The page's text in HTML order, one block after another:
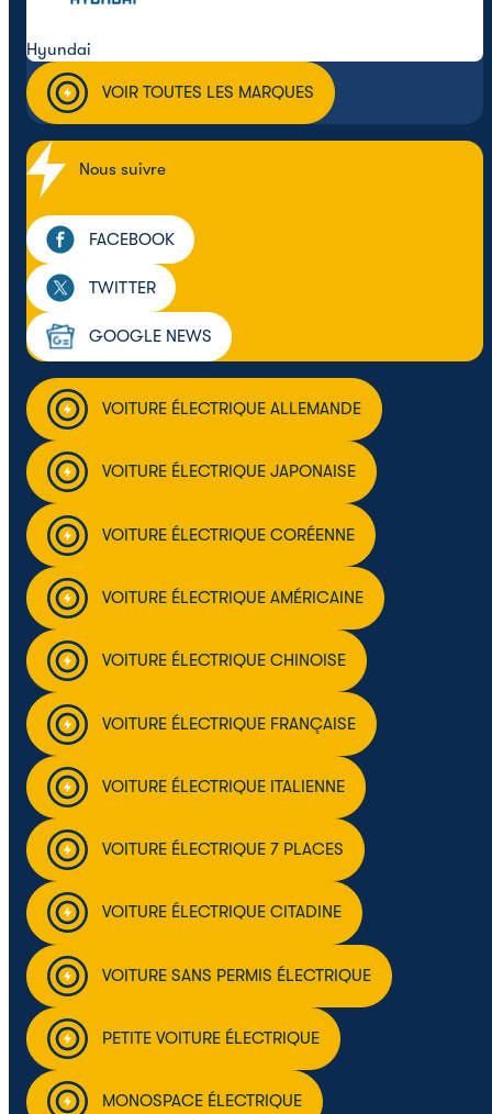
Hyundai
VOIR TOUTES LES MARQUES
Nous suivre
FACEBOOK
TWITTER
GOOGLE NEWS
VOITURE ÉLECTRIQUE ALLEMANDE
VOITURE ÉLECTRIQUE JAPONAISE
VOITURE ÉLECTRIQUE CORÉENNE
VOITURE ÉLECTRIQUE AMÉRICAINE
VOITURE ÉLECTRIQUE CHINOISE
VOITURE ÉLECTRIQUE FRANÇAISE
VOITURE ÉLECTRIQUE ITALIENNE
VOITURE ÉLECTRIQUE 7 PLACES
VOITURE ÉLECTRIQUE CITADINE
VOITURE SANS PERMIS ÉLECTRIQUE
PETITE VOITURE ÉLECTRIQUE
MONOSPACE ÉLECTRIQUE